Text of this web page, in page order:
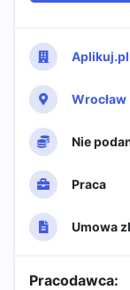
Aplikuj.pl
Wrocław
Nie
Praca
Umowa
Pracodawca: